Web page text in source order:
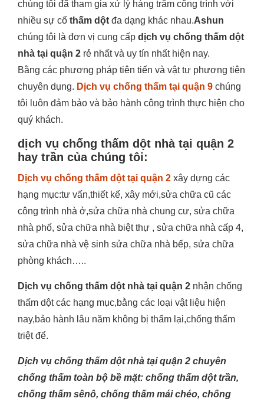
chúng tôi đã tham gia xử lý hàng trăm công trình với
nhiều sự cố thấm dột đa dạng khác nhau.Ashun
chúng tôi là đơn vị cung cấp dịch vụ chống thấm dột
nhà tại quận 2 rẻ nhất và uy tín nhất hiện nay.
Bằng các phương pháp tiên tiến và vật tư phương tiên
chuyên dụng. Dịch vụ chống thấm tại quận 9 chúng
tôi luôn đảm bảo và bảo hành công trình thực hiện cho
quý khách.
dịch vụ chống thấm dột nhà tại quận 2
hay trần của chúng tôi:
Dịch vụ chống thấm dột tại quận 2 xây dựng các
hạng mục:tư vấn,thiết kế, xây mới,sửa chữa cũ các
công trình nhà ở,sửa chữa nhà chung cư, sửa chữa
nhà phố, sửa chữa nhà biệt thự , sửa chữa nhà cấp 4,
sửa chữa nhà vệ sinh sửa chữa nhà bếp, sửa chữa
phòng khách…..
Dịch vụ chống thấm dột nhà tại quận 2 nhận chống
thấm dột các hạng mục,bằng các loại vật liệu hiện
nay,bảo hành lâu năm không bị thấm lại,chống thấm
triệt để.
Dịch vụ chống thấm dột nhà tại quận 2 chuyên
chống thấm toàn bộ bề mặt: chống thấm dột trần,
chống thấm sênô, chống thấm mái chéo, chống